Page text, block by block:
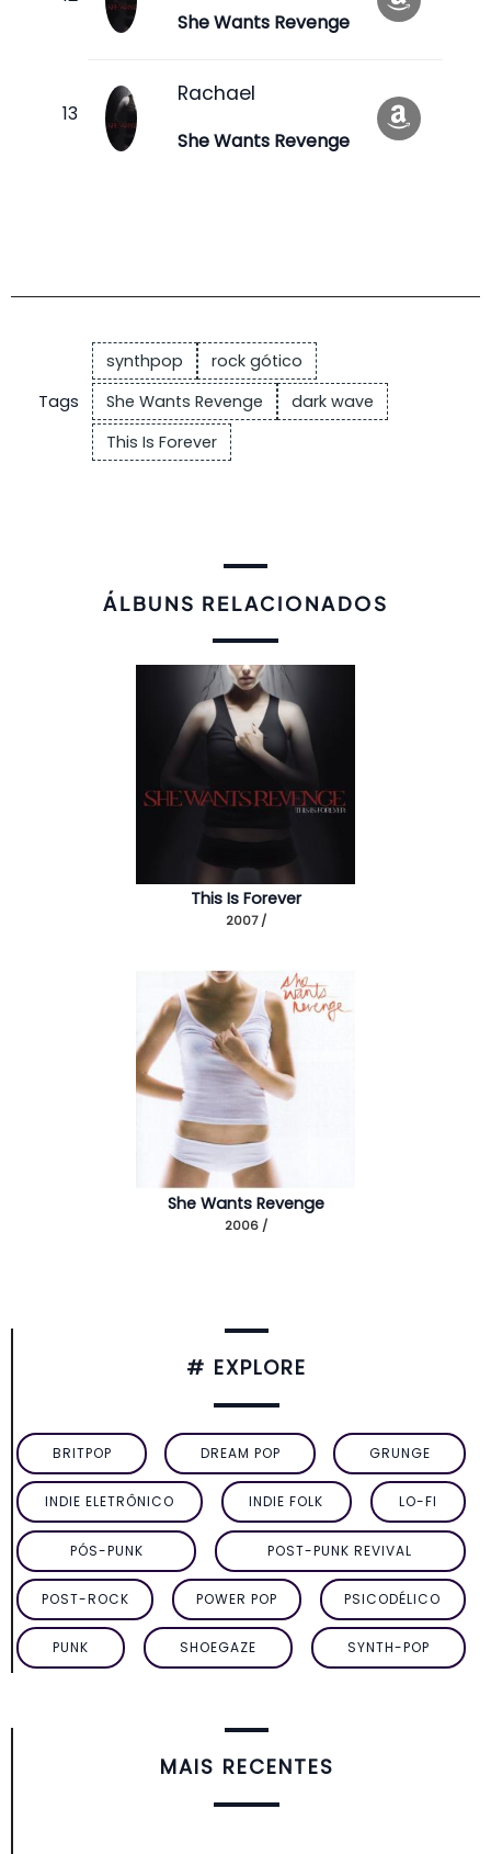
She Wants Revenge
Rachael
She Wants Revenge
Tags
synthpop
rock gótico
She Wants Revenge
dark wave
This Is Forever
ÁLBUNS RELACIONADOS
This Is Forever
2007 /
She Wants Revenge
2006 /
# EXPLORE
BRITPOP DREAM POP GRUNGE
INDIE ELETRÔNICO INDIE FOLK LO-FI
PÓS-PUNK POST-PUNK REVIVAL
POST-ROCK POWER POP PSICODÉLICO
PUNK SHOEGAZE SYNTH-POP
MAIS RECENTES